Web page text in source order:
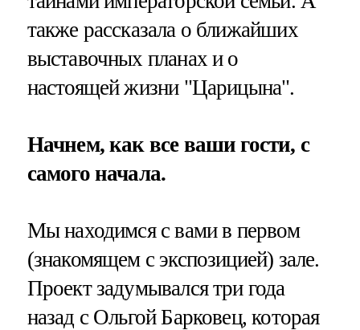
также рассказала о ближайших
выставочных планах и о
настоящей жизни "Царицына".
Начнем, как все ваши гости, с
самого начала.
Мы находимся с вами в первом
(знакомящем с экспозицией) зале.
Проект задумывался три года
назад с Ольгой Барковец, которая